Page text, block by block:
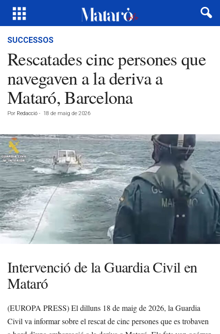
SUCCESSOS
Rescatades cinc persones que
navegaven a la deriva a
Mataró, Barcelona
Por Redacció - 18 de maig de 2026
Intervenció de la Guardia Civil en
Mataró
(EUROPA PRESS) El dilluns 18 de maig de 2026, la Guardia
Civil va informar sobre el rescat de cinc persones que es trobaven